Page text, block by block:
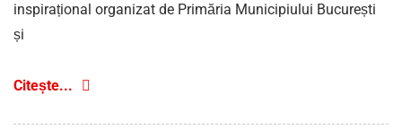
inspirațional organizat de Primăria Municipiului București
și
Citește...